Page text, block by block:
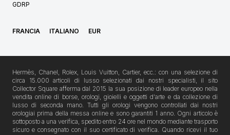
GDRP
FRANCIA ITALIANO EUR
Hermès, Chanel, Rolex, Louis Vuitton, Cartier, ecc.: con una selezione di
circa 15.000 articoli di lusso selezionati dai nostri specialisti, il sito
Collector Square afferma dal 2015 la sua posizione di leader europeo nella
vendita online di borse, orologi, gioielli e oggetti d'arte e da collezione di
lusso di seconda mano. Tutti gli orologi vengono controllati dai nostri
orologiai prima della messa online e sono garantiti 1 anno. Ogni articolo è
sottoposto a una verifica, spedito entro 24 ore nel mondo mediante trasporto
sicuro e consegnato con il suo certificato di verifica. Quando ricevi il tuo